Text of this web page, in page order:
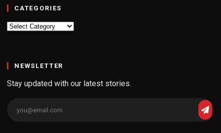
CATEGORIES
Categories
NEWSLETTER
Stay updated with our latest stories.